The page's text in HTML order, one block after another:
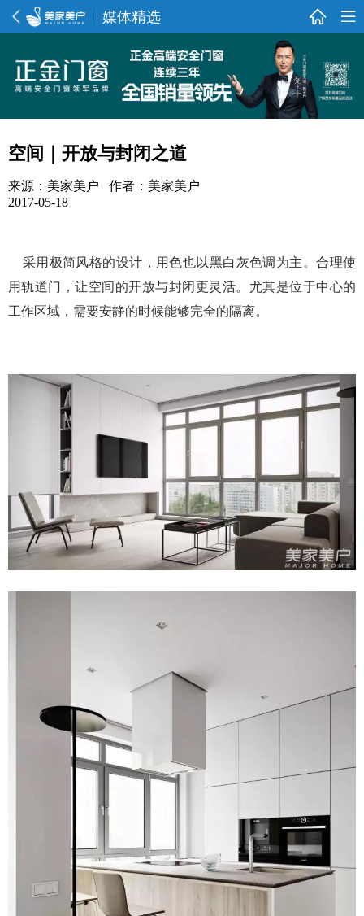
媒体精选
空间｜开放与封闭之道
来源：美家美户 作者：美家美户
2017-05-18
采用极简风格的设计，用色也以黑白灰色调为主。合理使
用轨道门，让空间的开放与封闭更灵活。尤其是位于中心的
工作区域，需要安静的时候能够完全的隔离。